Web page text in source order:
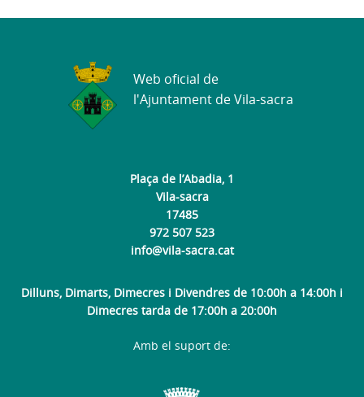
Plaça de l’Abadia, 1
Vila-sacra
17485
972 507 523
info@vila-sacra.cat
Dilluns, Dimarts, Dimecres i Divendres de 10:00h a 14:00h i
Dimecres tarda de 17:00h a 20:00h
Web oficial de
l'Ajuntament de Vila-sacra
Amb el suport de: